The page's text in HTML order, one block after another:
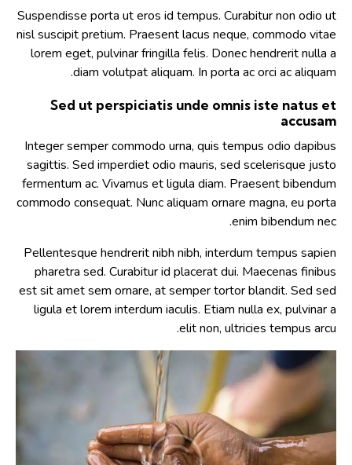
Suspendisse porta ut eros id tempus. Curabitur non odio ut
nisl suscipit pretium. Praesent lacus neque, commodo vitae
lorem eget, pulvinar fringilla felis. Donec hendrerit nulla a
diam volutpat aliquam. In porta ac orci ac aliquam.
Sed ut perspiciatis unde omnis iste natus et
accusam
Integer semper commodo urna, quis tempus odio dapibus
sagittis. Sed imperdiet odio mauris, sed scelerisque justo
fermentum ac. Vivamus et ligula diam. Praesent bibendum
commodo consequat. Nunc aliquam ornare magna, eu porta
enim bibendum nec.
Pellentesque hendrerit nibh nibh, interdum tempus sapien
pharetra sed. Curabitur id placerat dui. Maecenas finibus
est sit amet sem ornare, at semper tortor blandit. Sed sed
ligula et lorem interdum iaculis. Etiam nulla ex, pulvinar a
elit non, ultricies tempus arcu.